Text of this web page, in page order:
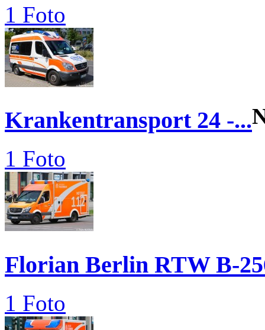
1 Foto
Krankentransport 24 -...
1 Foto
Florian Berlin RTW B-
1 Foto